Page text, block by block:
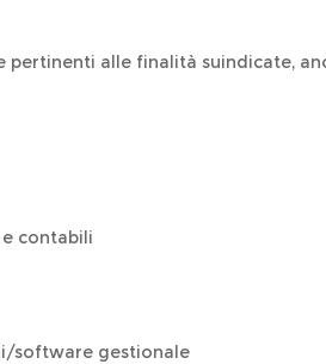
alle finalità suindicate,
contabili
software gestionale